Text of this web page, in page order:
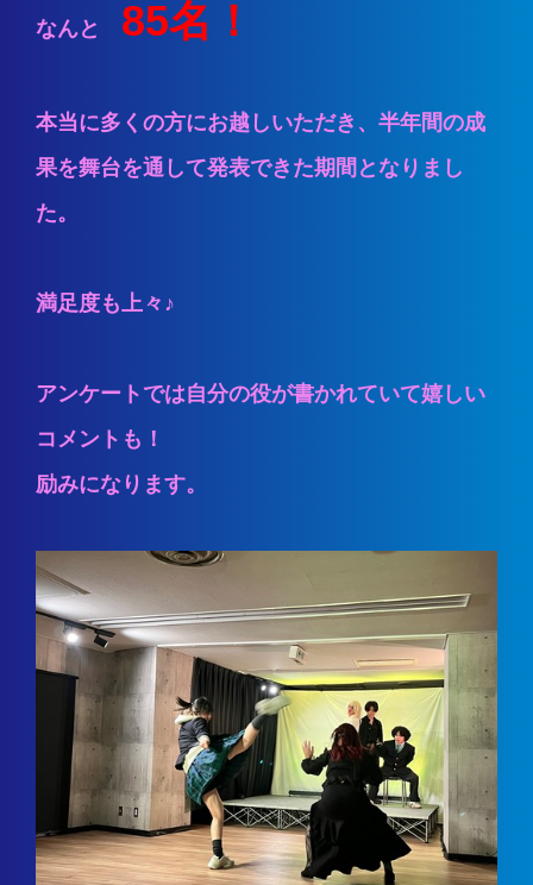
なんと 85名！
本当に多くの方にお越しいただき、半年間の成
果を舞台を通して発表できた期間となりまし
た。
満足度も上々♪
アンケートでは自分の役が書かれていて嬉しい
コメントも！
励みになります。